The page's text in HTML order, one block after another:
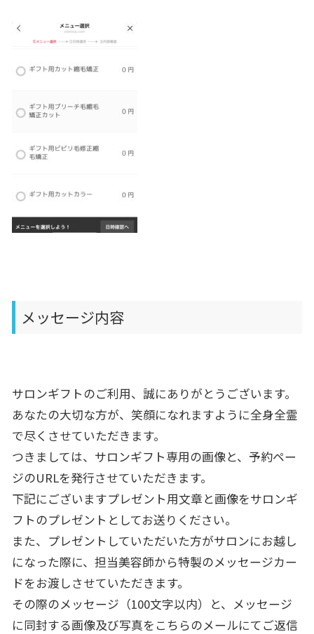
メッセージ内容
サロンギフトのご利用、誠にありがとうございます。
あなたの大切な方が、 笑顔になれますように全身全霊
で尽くさせていただきます。
つきましては、サロンギフト専用の画像と、予約ペー
ジのURLを発行させていただきます。
下記にございますプレゼント用文章と画像をサロンギ
フトのプレゼントとしてお送りください。
また、 プレゼントしていただいた方がサロンにお越し
になった際に、 担当美容師から特製のメッセージカー
ドをお渡しさせていただきます。
その際のメッセージ（100文字以内）と、
メッセージ
に同封する画像及び写真をこちらのメールにてご返信